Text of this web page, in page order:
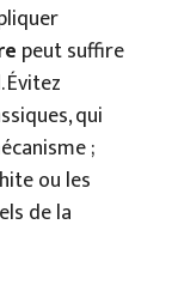
peut suffire
qui
;
ou les
de la